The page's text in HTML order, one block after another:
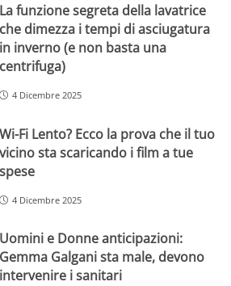
La funzione segreta della lavatrice
che dimezza i tempi di asciugatura
in inverno (e non basta una
centrifuga)
4 Dicembre 2025
Wi-Fi Lento? Ecco la prova che il tuo
vicino sta scaricando i film a tue
spese
4 Dicembre 2025
Uomini e Donne anticipazioni:
Gemma Galgani sta male, devono
intervenire i sanitari